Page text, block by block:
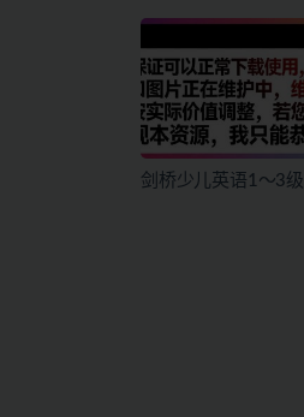
剑桥少儿英语1～3级